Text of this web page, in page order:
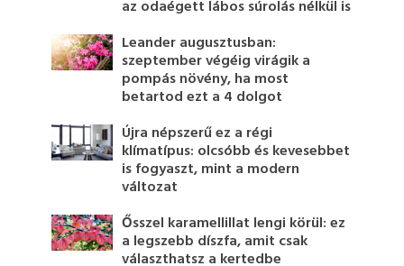
az odaégett lábos súrolás nélkül is
Leander augusztusban:
szeptember végéig virágik a
pompás növény, ha most
betartod ezt a 4 dolgot
Újra népszerű ez a régi
klímatípus: olcsóbb és kevesebbet
is fogyaszt, mint a modern
változat
Ősszel karamellillat lengi körül: ez
a legszebb díszfa, amit csak
választhatsz a kertedbe